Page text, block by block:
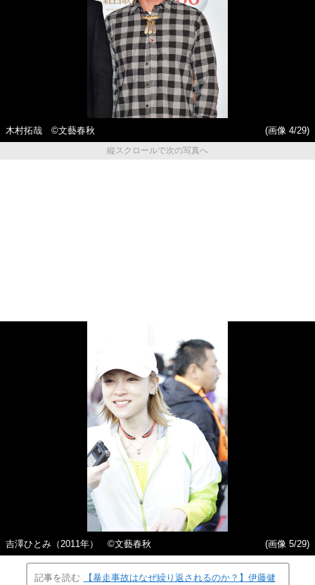
木村拓哉 ©文藝春秋
(画像 4/29)
縦スクロールで次の写真へ
吉澤ひとみ（2011年） ©文藝春秋 (画像 5/29)
記事を読む
【暴走事故はなぜ繰り返されるのか？】伊藤健